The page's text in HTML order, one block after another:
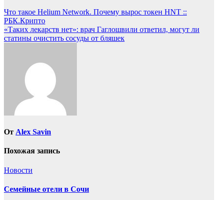
Навигация
по
записям
Что такое Helium Network. Почему вырос токен HNT ::
РБК.Крипто
«Таких лекарств нет»: врач Гаглошвили ответил, могут ли
статины очистить сосуды от бляшек
От Alex Savin
Похожая запись
Новости
Семейные отели в Сочи